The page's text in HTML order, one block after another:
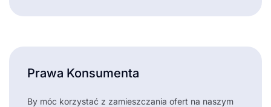
Prawa Konsumenta
By móc korzystać z zamieszczania ofert na naszym